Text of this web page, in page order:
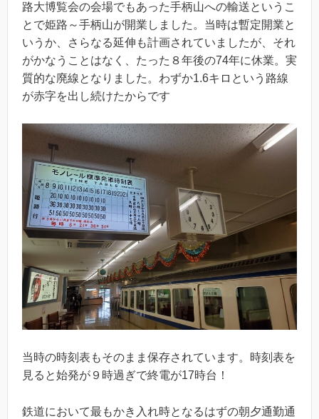
路大博覧会の会場でもあった手柄山への輸送というこ
とで姫路～手柄山が開業しました。当時は暫定開業と
いうか、さらなる延伸も計画されていましたが、それ
がかなうことはなく、たった８年後の74年に休業。実
質的な廃線となりました。わずか1.6キロという路線
が赤字を出し続けたからです
当時の時刻表もそのまま保存されています。時刻表を
見ると始発が９時過ぎで終電が17時台！
鉄道において最もかき入れ時となるはずの朝夕通勤通